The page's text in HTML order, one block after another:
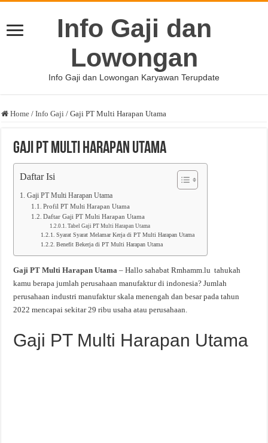
Info Gaji dan
Lowongan
Info Gaji dan Lowongan Karyawan Terupdate
Home / Info Gaji / Gaji PT Multi Harapan Utama
Gaji PT Multi Harapan Utama
Daftar Isi
Gaji PT Multi Harapan Utama
Profil PT Multi Harapan Utama
Daftar Gaji PT Multi Harapan Utama
Tabel Gaji PT Multi Harapan Utama
Syarat Syarat Melamar Kerja di PT Multi Harapan Utama
Benefit Bekerja di PT Multi Harapan Utama
Gaji PT Multi Harapan Utama – Hallo sahabat Rmhamm.lu tahukah
kamu berapa jumlah perusahaan manufaktur di indonesia? Jumlah
perusahaan industri manufaktur skala menengah dan besar pada tahun
2022 mencapai sekitar 29 ribu usaha atau perusahaan.
Gaji PT Multi Harapan Utama